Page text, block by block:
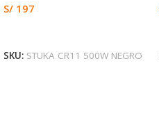
S/ 197
SKU: STUKA CR11 500W NEGRO